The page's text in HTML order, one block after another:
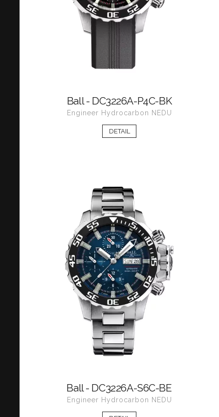
Ball - DC3226A-P4C-BK
Engineer Hydrocarbon NEDU
DETAIL
Ball - DC3226A-S6C-BE
Engineer Hydrocarbon NEDU